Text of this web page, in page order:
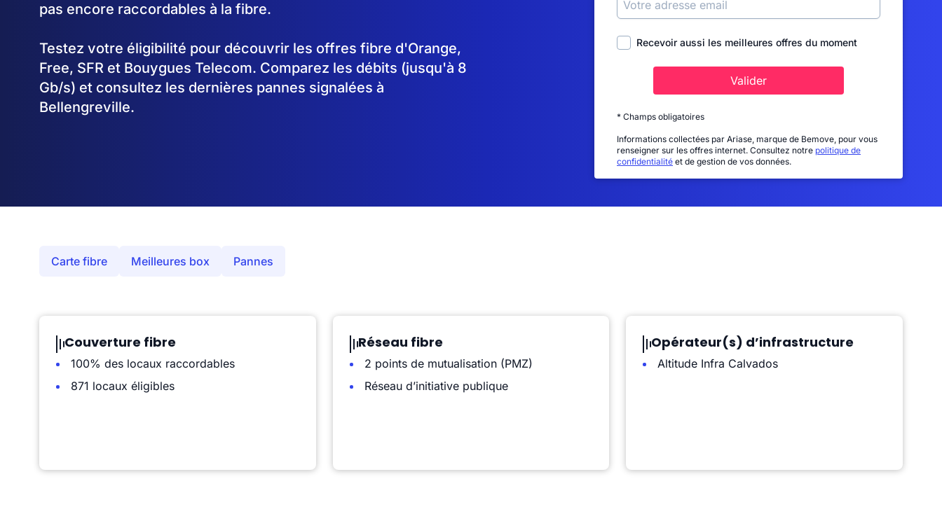
pas encore raccordables à la fibre.
Testez votre éligibilité pour découvrir les offres fibre d'Orange,
Free, SFR et Bouygues Telecom. Comparez les débits (jusqu'à 8
Gb/s) et consultez les dernières pannes signalées à
Bellengreville.
Recevoir aussi les meilleures offres du moment
Valider
* Champs obligatoires
Informations collectées par Ariase, marque de Bemove, pour vous
renseigner sur les offres internet. Consultez notre politique de
confidentialité et de gestion de vos données.
Carte fibre Meilleures box Pannes
Couverture fibre
100% des locaux raccordables
871 locaux éligibles
Réseau fibre
2 points de mutualisation (PMZ)
Réseau d’initiative publique
Opérateur(s) d’infrastructure
Altitude Infra Calvados